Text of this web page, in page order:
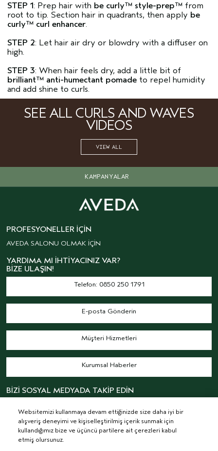
STEP 1: Prep hair with be curly™ style-prep™ from
root to tip. Section hair in quadrants, then apply be
curly™ curl enhancer.
STEP 2: Let hair air dry or blowdry with a diffuser on
high.
STEP 3: When hair feels dry, add a little bit of
brilliant™ anti-humectant pomade to repel humidity
and add shine to curls.
SEE ALL CURLS AND WAVES
VIDEOS
VIEW ALL
KAMPANYALAR
PROFESYONELLER İÇIN
AVEDA SALONU OLMAK İÇİN
YARDIMA MI İHTIYACINIZ VAR?
BIZE ULAŞIN!
Telefon: 0850 250 1791
E-posta Gönderin
Müşteri Hizmetleri
Kurumsal Haberler
BİZİ SOSYAL MEDYADA TAKİP EDİN
Websitemizi kullanmaya devam ettiğinizde size daha iyi bir
alışveriş deneyimi ve kişiselleştirilmiş içerik sunmak için
kullandığımız bize ve üçüncü partilere ait çerezleri kabul
etmiş olursunuz.